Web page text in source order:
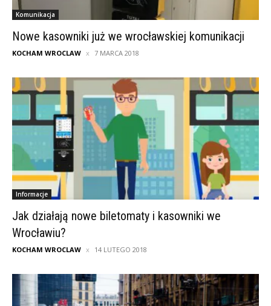
Komunikacja
Nowe kasowniki już we wrocławskiej komunikacji
KOCHAM WROCLAW 7 MARCA 2018
Informacje
Jak działają nowe biletomaty i kasowniki we
Wrocławiu?
KOCHAM WROCLAW 14 LUTEGO 2018